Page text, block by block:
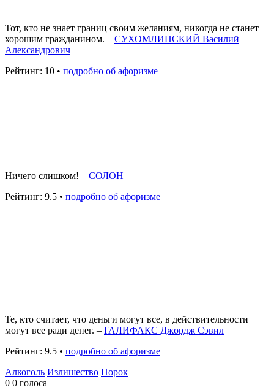
Тот, кто не знает границ своим желаниям, никогда не станет
хорошим гражданином. – СУХОМЛИНСКИЙ Василий
Александрович
Рейтинг: 10 • подробно об афоризме
Ничего слишком! – СОЛОН
Рейтинг: 9.5 • подробно об афоризме
Те, кто считает, что деньги могут все, в действительности
могут все ради денег. – ГАЛИФАКС Джордж Сэвил
Рейтинг: 9.5 • подробно об афоризме
Алкоголь Излишество Порок
0 0 голоса